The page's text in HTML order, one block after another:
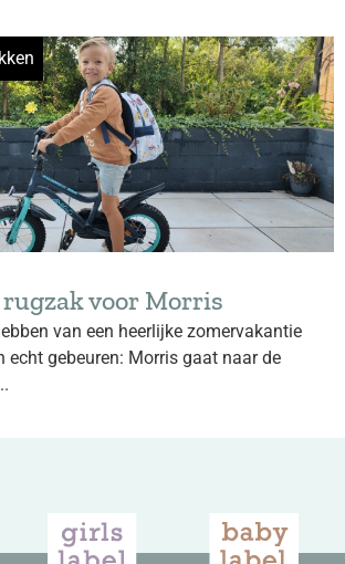
rugzak voor Morris
van een heerlijke zomervakantie
echt gebeuren: Morris gaat naar de